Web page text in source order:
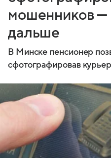
мошенников —
дальше
В Минске пенсионер
сфотографировав